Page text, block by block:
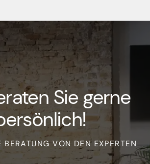
Sie gerne
BERATUNG VON DEN EXPERTEN